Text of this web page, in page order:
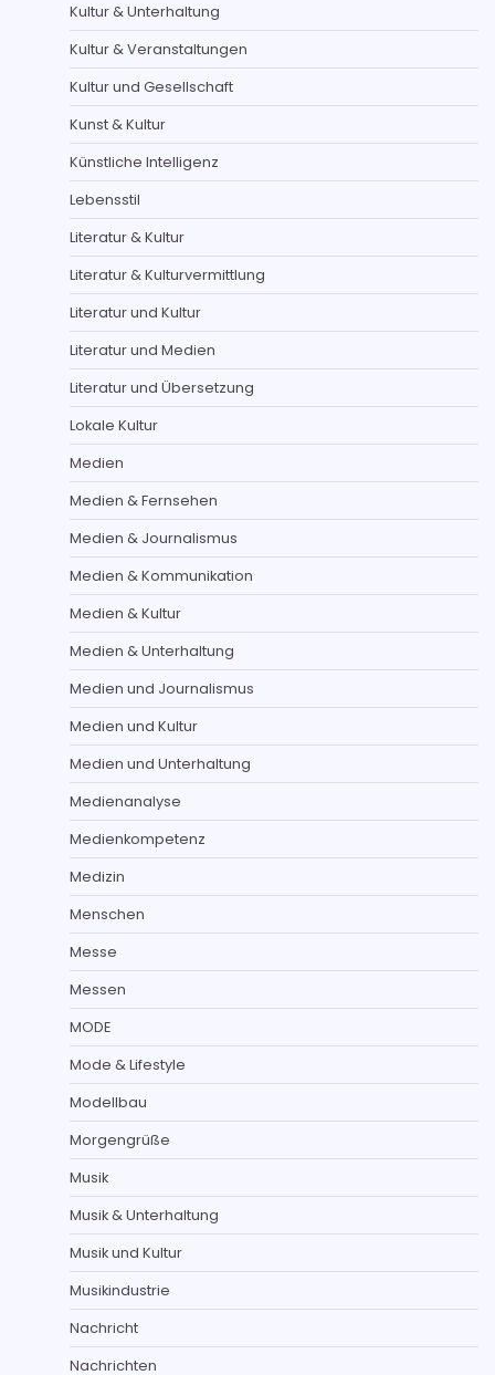
Kultur & Unterhaltung
Kultur & Veranstaltungen
Kultur und Gesellschaft
Kunst & Kultur
Künstliche Intelligenz
Lebensstil
Literatur & Kultur
Literatur & Kulturvermittlung
Literatur und Kultur
Literatur und Medien
Literatur und Übersetzung
Lokale Kultur
Medien
Medien & Fernsehen
Medien & Journalismus
Medien & Kommunikation
Medien & Kultur
Medien & Unterhaltung
Medien und Journalismus
Medien und Kultur
Medien und Unterhaltung
Medienanalyse
Medienkompetenz
Medizin
Menschen
Messe
Messen
MODE
Mode & Lifestyle
Modellbau
Morgengrüße
Musik
Musik & Unterhaltung
Musik und Kultur
Musikindustrie
Nachricht
Nachrichten